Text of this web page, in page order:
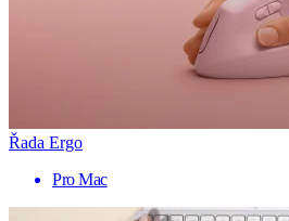
Řada Ergo
Pro Mac